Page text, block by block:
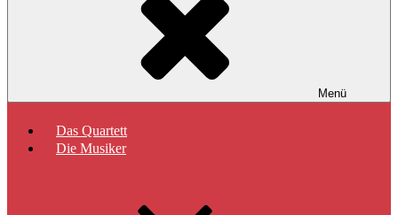
Menü
Das Quartett
Die Musiker